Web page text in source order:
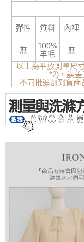
彈性 質料 內裡
無
100%
羊毛
無
以上為平放測量尺
*2)，誤差
不同批追加到貨商